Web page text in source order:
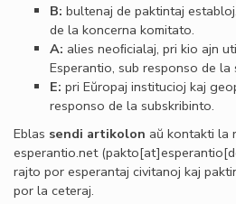
B: bultenaj de paktintaj
de la koncerna komitato.
A: alies neoﬁcialaj, pri kio ajn
Esperantio, sub responso de la
E: pri Eŭropaj institucioj kaj
responso de la subskribinto.
Eblas sendi artikolon aŭ kontakti la
esperantio.net
rajto por esperantaj civitanoj kaj
por la ceteraj.